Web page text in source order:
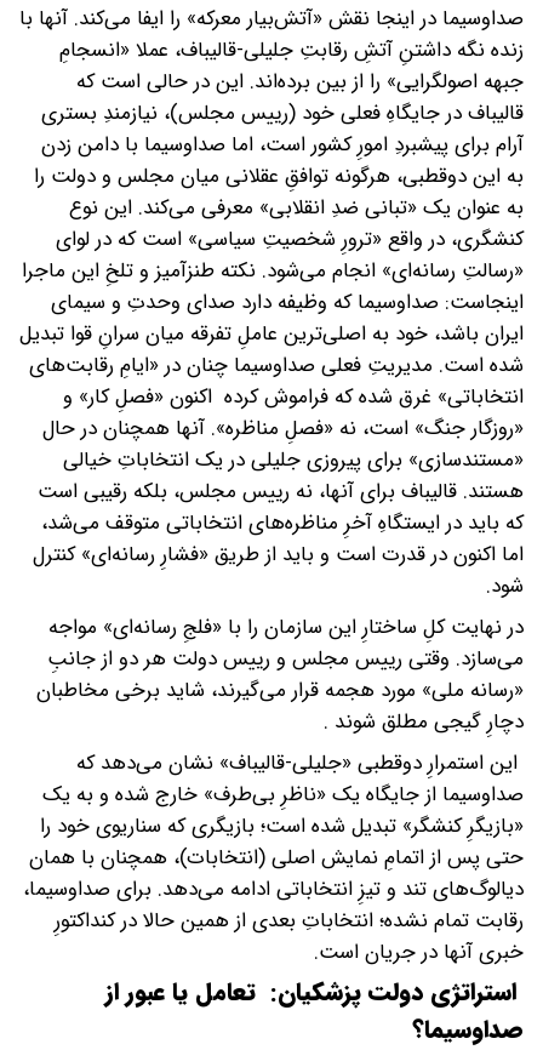
صداوسیما در اینجا نقش «آتش‌بیار معرکه» را ایفا می‌کند. آنها با
زنده نگه داشتنِ آتشِ رقابتِ جلیلی-قالیباف، عملا «انسجامِ
جبهه اصولگرایی» را از بین برده‌اند. این در حالی است که
قالیباف در جایگاهِ فعلی خود (رییس مجلس)، نیازمندِ بستری
آرام برای پیشبردِ امورِ کشور است، اما صداوسیما با دامن زدن
به این دوقطبی، هرگونه توافقِ عقلانی میان مجلس و دولت را
به عنوان یک «تبانی ضدِ انقلابی» معرفی می‌کند. این نوع
کنشگری، در واقع «ترورِ شخصیتِ سیاسی» است که در لوای
«رسالتِ رسانه‌ای» انجام می‌شود. نکته طنزآمیز و تلخِ این ماجرا
اینجاست: صداوسیما که وظیفه دارد صدای وحدتِ و سیمای
ایران باشد، خود به اصلی‌ترین عاملِ تفرقه میان سرانِ قوا تبدیل
شده است. مدیریتِ فعلی صداوسیما چنان در «ایامِ رقابت‌های
انتخاباتی» غرق شده که فراموش کرده اکنون «فصلِ کار» و
«روزگار جنگ» است، نه «فصلِ مناظره». آنها همچنان در حال
«مستندسازی» برای پیروزی جلیلی در یک انتخاباتِ خیالی
هستند. قالیباف برای آنها، نه رییس مجلس، بلکه رقیبی است
که باید در ایستگاهِ آخرِ مناظره‌های انتخاباتی متوقف می‌شد،
اما اکنون در قدرت است و باید از طریق «فشارِ رسانه‌ای» کنترل
شود.
در نهایت کلِ ساختارِ این سازمان را با «فلجِ رسانه‌ای» مواجه
می‌سازد. وقتی رییس مجلس و رییس دولت هر دو از جانبِ
«رسانه ملی» مورد هجمه قرار می‌گیرند، شاید برخی مخاطبان
دچارِ گیجی مطلق شوند .
این استمرارِ دوقطبی «جلیلی-قالیباف» نشان می‌دهد که
صداوسیما از جایگاه یک «ناظرِ بی‌طرف» خارج شده و به یک
«بازیگرِ کنشگر» تبدیل شده است؛ بازیگری که سناریوی خود را
حتی پس از اتمامِ نمایش اصلی (انتخابات)، همچنان با همان
دیالوگ‌های تند و تیزِ انتخاباتی ادامه می‌دهد. برای صداوسیما،
رقابت تمام نشده؛ انتخاباتِ بعدی از همین حالا در کنداکتورِ
خبری آنها در جریان است.
‌ استراتژی دولت پزشکیان: تعامل یا عبور از
صداوسیما؟